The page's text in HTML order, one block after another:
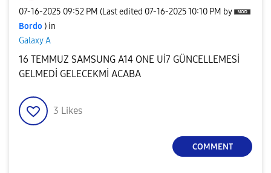
‎07-16-2025 09:52 PM (Last edited ‎07-16-202510:10 PM by
Bordo ) in
Galaxy A
16 TEMMUZ SAMSUNG A14 ONE Uİ7 GÜNCELLEMESİ
GELMEDİ GELECEKMİ ACABA
3 Likes
COMMENT